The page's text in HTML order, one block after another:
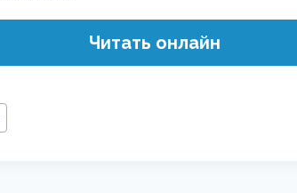
Читать онлайн